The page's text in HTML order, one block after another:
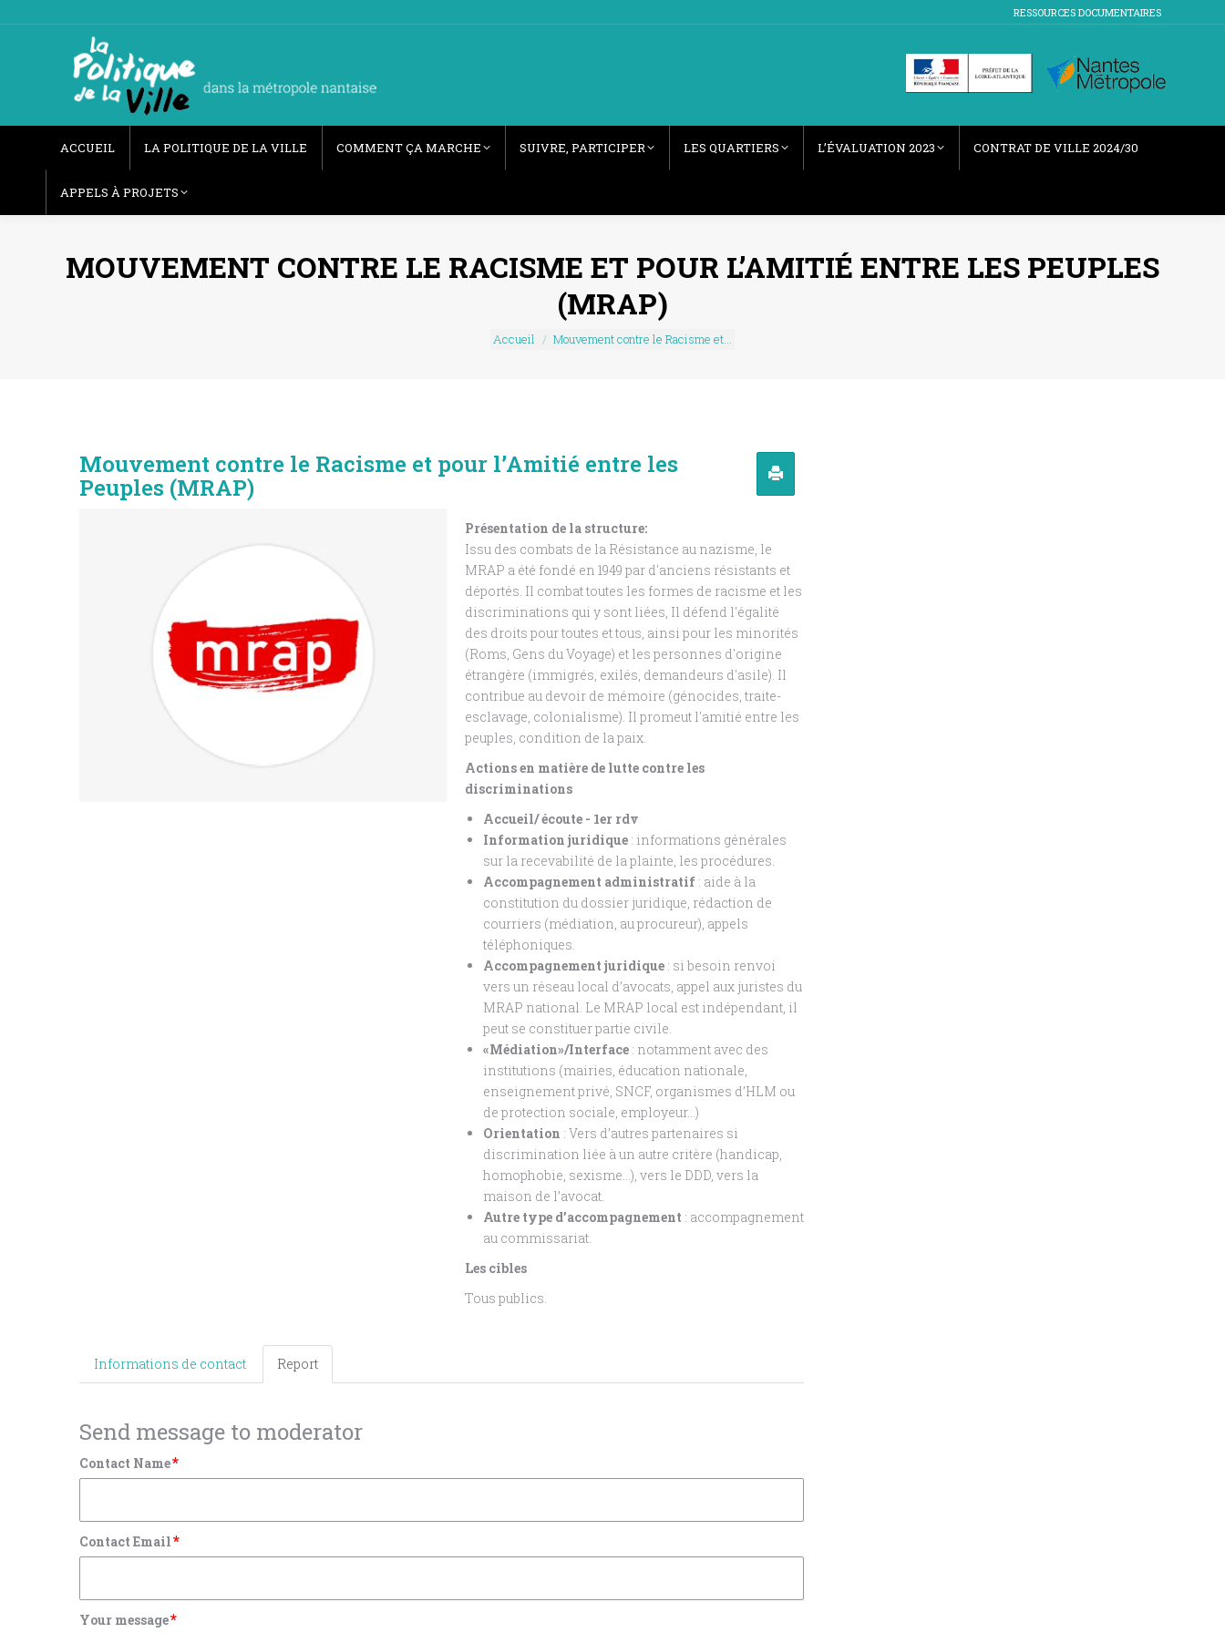
RESSOURCES DOCUMENTAIRES
ACCUEIL LA POLITIQUE DE LA VILLE COMMENT ÇA MARCHE SUIVRE, PARTICIPER LES QUARTIERS L’ÉVALUATION 2023 CONTRAT DE VILLE 2024/30
APPELS À PROJETS
MOUVEMENT CONTRE LE RACISME ET POUR L’AMITIÉ ENTRE LES PEUPLES
(MRAP)
Vous êtes ici :
Accueil Mouvement contre le Racisme et…
Mouvement contre le Racisme et pour l’Amitié entre les
Peuples (MRAP)
Présentation de la structure:
Issu des combats de la Résistance au nazisme, le
MRAP a été fondé en 1949 par d'anciens résistants et
déportés. Il combat toutes les formes de racisme et les
discriminations qui y sont liées, Il défend l'égalité
des droits pour toutes et tous, ainsi pour les minorités
(Roms, Gens du Voyage) et les personnes d'origine
étrangère (immigrés, exilés, demandeurs d'asile). Il
contribue au devoir de mémoire (génocides, traite-
esclavage, colonialisme). Il promeut l'amitié entre les
peuples, condition de la paix.
Actions en matière de lutte contre les
discriminations
Accueil/ écoute - 1er rdv
Information juridique : informations générales
sur la recevabilité de la plainte, les procédures.
Accompagnement administratif : aide à la
constitution du dossier juridique, rédaction de
courriers (médiation, au procureur), appels
téléphoniques.
Accompagnement juridique : si besoin renvoi
vers un réseau local d’avocats, appel aux juristes du
MRAP national. Le MRAP local est indépendant, il
peut se constituer partie civile.
«Médiation»/Interface : notamment avec des
institutions (mairies, éducation nationale,
enseignement privé, SNCF, organismes d’HLM ou
de protection sociale, employeur...)
Orientation : Vers d’autres partenaires si
discrimination liée à un autre critère (handicap,
homophobie, sexisme…), vers le DDD, vers la
maison de l’avocat.
Autre type d’accompagnement : accompagnement
au commissariat.
Les cibles
Tous publics.
Informations de contact Report
Send message to moderator
Contact Name*
Contact Email*
Your message*